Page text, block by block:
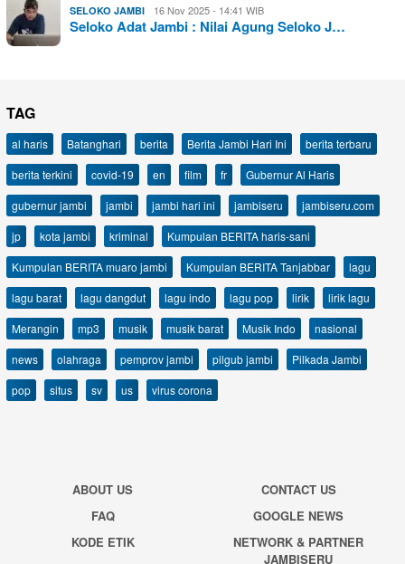
SELOKO JAMBI 16 Nov 2025 - 14:41 WIB
Seloko Adat Jambi : Nilai Agung Seloko J…
TAG
al haris Batanghari berita Berita Jambi Hari Ini
berita terbaru
berita terkini
covid-19 en film fr
Gubernur Al Haris
gubernur jambi
jambi jambi hari ini jambiseru
jambiseru.com
jp
kota jambi kriminal
Kumpulan BERITA haris-sani
Kumpulan BERITA muaro jambi
Kumpulan BERITA Tanjabbar
lagu
lagu barat
lagu dangdut lagu indo lagu pop lirik
lirik lagu
Merangin
mp3 musik musik barat Musik Indo
nasional
news
olahraga pemprov jambi pilgub jambi
Pilkada Jambi
pop
situs sv us virus corona
ABOUT US
CONTACT US
FAQ
GOOGLE NEWS
KODE ETIK
NETWORK & PARTNER
JAMBISERU